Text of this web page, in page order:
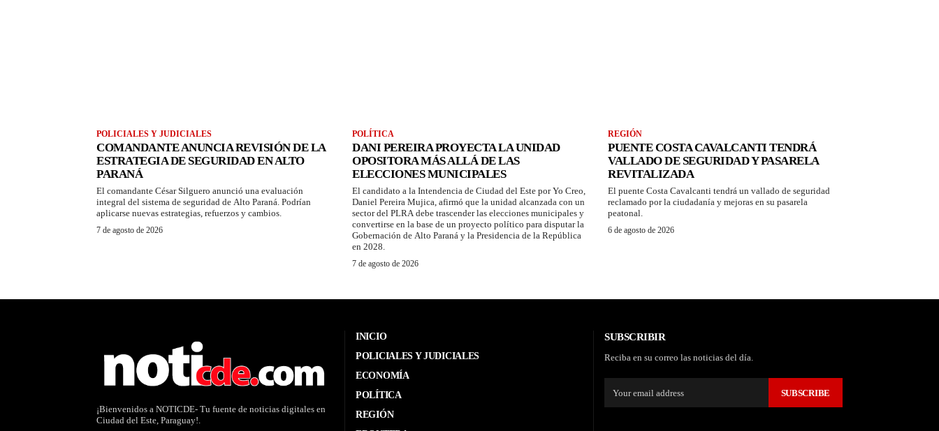
POLICIALES Y JUDICIALES
COMANDANTE ANUNCIA REVISIÓN DE LA
ESTRATEGIA DE SEGURIDAD EN ALTO
PARANÁ
El comandante César Silguero anunció una evaluación
integral del sistema de seguridad de Alto Paraná. Podrían
aplicarse nuevas estrategias, refuerzos y cambios.
7 de agosto de 2026
POLÍTICA
DANI PEREIRA PROYECTA LA UNIDAD
OPOSITORA MÁS ALLÁ DE LAS
ELECCIONES MUNICIPALES
El candidato a la Intendencia de Ciudad del Este por Yo Creo,
Daniel Pereira Mujica, afirmó que la unidad alcanzada con un
sector del PLRA debe trascender las elecciones municipales y
convertirse en la base de un proyecto político para disputar la
Gobernación de Alto Paraná y la Presidencia de la República
en 2028.
7 de agosto de 2026
REGIÓN
PUENTE COSTA CAVALCANTI TENDRÁ
VALLADO DE SEGURIDAD Y PASARELA
REVITALIZADA
El puente Costa Cavalcanti tendrá un vallado de seguridad
reclamado por la ciudadanía y mejoras en su pasarela
peatonal.
6 de agosto de 2026
¡Bienvenidos a NOTICDE- Tu fuente de noticias digitales en
Ciudad del Este, Paraguay!.
INICIO
POLICIALES Y JUDICIALES
ECONOMÍA
POLÍTICA
REGIÓN
SUBSCRIBIR
Reciba en su correo las noticias del día.
SUBSCRIBE